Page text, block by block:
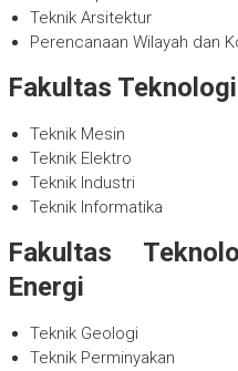
Teknik Arsitektur
Perencanaan Wilayah dan
Fakultas
Teknik Mesin
Teknik Elektro
Teknik Industri
Teknik Informatika
Fakultas
Energi
Teknik Geologi
Teknik Perminyakan